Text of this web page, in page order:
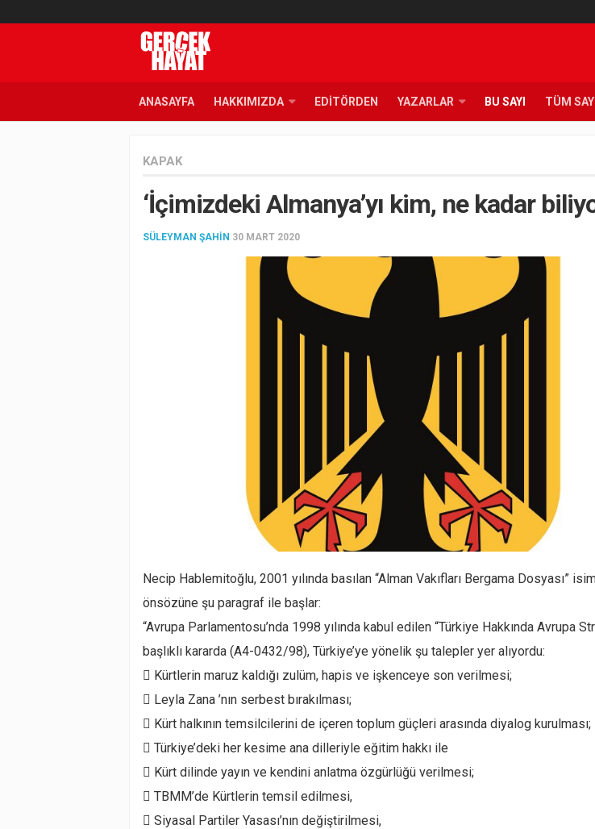
ANASAYFA HAKKIMIZDA EDITÖRDEN YAZARLAR BU SAYI TÜM
KAPAK
‘İçimizdeki Almanya’yı kim, ne kadar
SÜLEYMAN ŞAHIN 30 MART 2020
Necip Hablemitoğlu, 2001 yılında basılan “Alman Vakıfları Bergama Dosyası”
önsözüne şu paragraf ile başlar:
“Avrupa Parlamentosu’nda 1998 yılında kabul edilen “Türkiye Hakkında Avrupa
başlıklı kararda (A4-0432/98), Türkiye’ye yönelik şu talepler yer alıyordu:
 Kürtlerin maruz kaldığı zulüm, hapis ve işkenceye son verilmesi;
 Leyla Zana ’nın serbest bırakılması;
 Kürt halkının temsilcilerini de içeren toplum güçleri arasında diyalog kurulması;
 Türkiye’deki her kesime ana dilleriyle eğitim hakkı ile
 Kürt dilinde yayın ve kendini anlatma özgürlüğü verilmesi;
 TBMM’de Kürtlerin temsil edilmesi,
 Siyasal Partiler Yasası’nın değiştirilmesi,